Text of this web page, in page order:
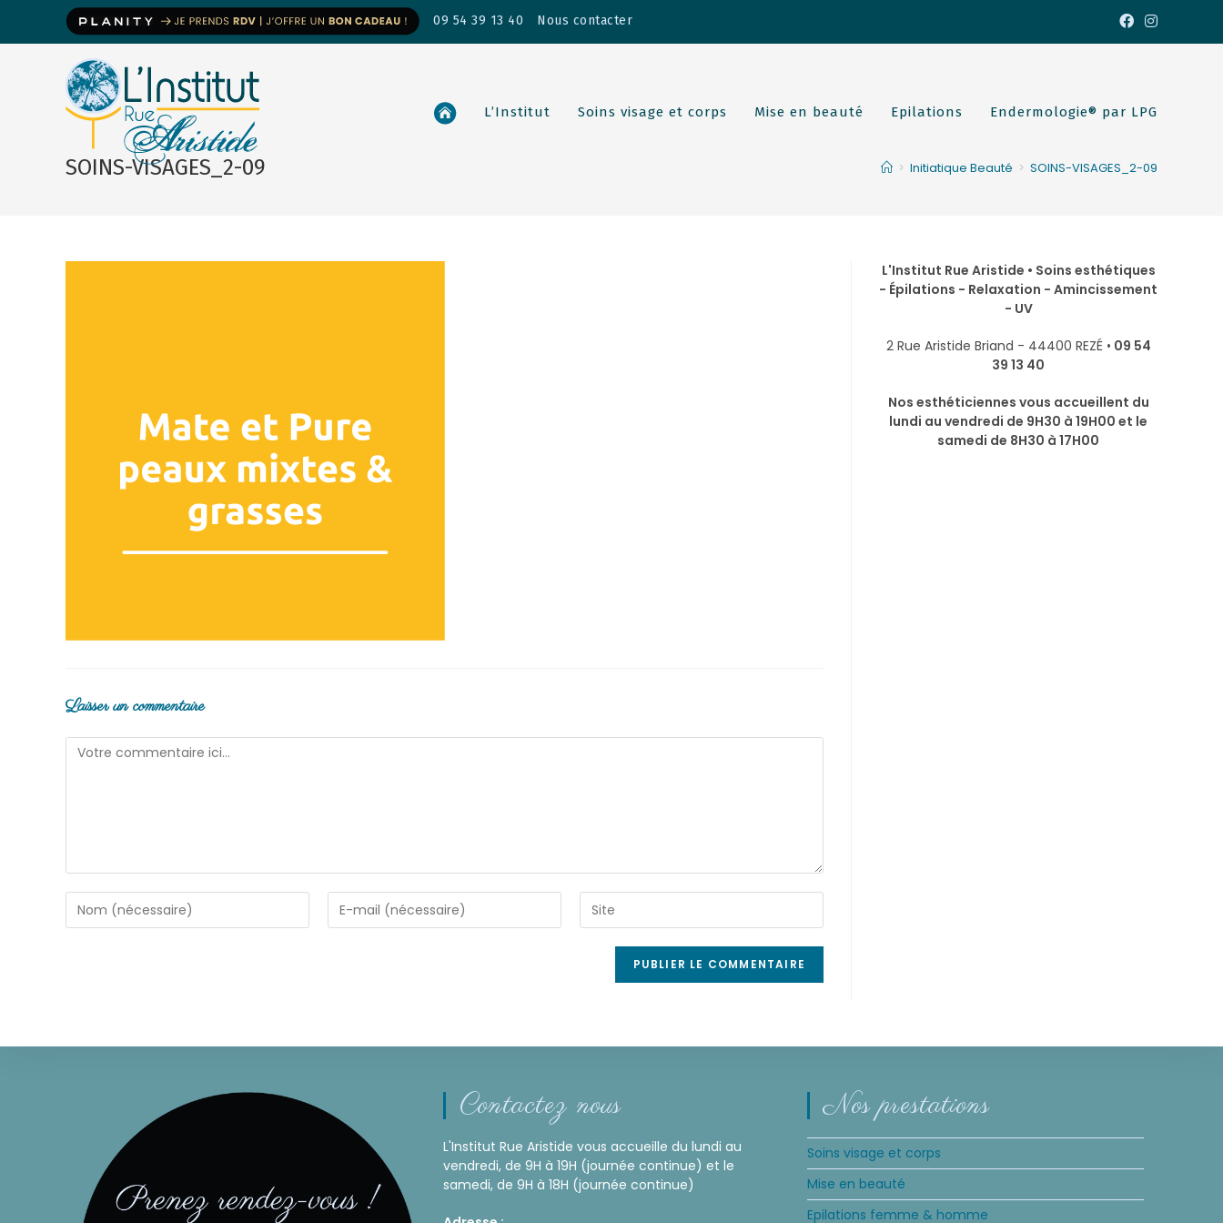
09 54 39 13 40 Nous contacter
L’Institut Soins visage et corps Mise en beauté Epilations Endermologie® par LPG
SOINS-VISAGES_2-09 > Initiatique Beauté > SOINS-VISAGES_2-09
Laisser un commentaire
L'Institut Rue Aristide • Soins esthétiques
- Épilations - Relaxation - Amincissement
- UV
2 Rue Aristide Briand - 44400 REZÉ • 09 54
39 13 40
Nos esthéticiennes vous accueillent du
lundi au vendredi de 9H30 à 19H00 et le
samedi de 8H30 à 17H00
Contactez nous
L'Institut Rue Aristide vous accueille du lundi au
vendredi, de 9H à 19H (journée continue) et le
samedi, de 9H à 18H (journée continue)
Nos prestations
Soins visage et corps
Mise en beauté
Epilations femme & homme